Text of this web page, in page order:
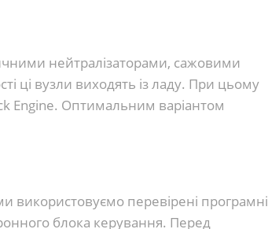
нейтралізаторами, сажовими
ці вузли виходять із ладу. При цьому
Engine. Оптимальним варіантом
використовуємо перевірені програмні
блока керування. Перед